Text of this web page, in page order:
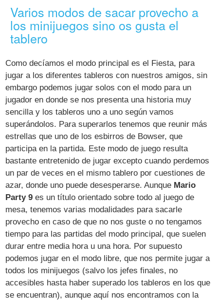
Varios modos de sacar provecho a
los minijuegos sino os gusta el
tablero
Como decíamos el modo principal es el Fiesta, para
jugar a los diferentes tableros con nuestros amigos, sin
embargo podemos jugar solos con el modo para un
jugador en donde se nos presenta una historia muy
sencilla y los tableros uno a uno según vamos
superándolos. Para superarlos tenemos que reunir más
estrellas que uno de los esbirros de Bowser, que
participa en la partida. Este modo de juego resulta
bastante entretenido de jugar excepto cuando perdemos
un par de veces en el mismo tablero por cuestiones de
azar, donde uno puede desesperarse. Aunque Mario
Party 9 es un título orientado sobre todo al juego de
mesa, tenemos varias modalidades para sacarle
provecho en caso de que no nos guste o no tengamos
tiempo para las partidas del modo principal, que suelen
durar entre media hora u una hora. Por supuesto
podemos jugar en el modo libre, que nos permite jugar a
todos los minijuegos (salvo los jefes finales, no
accesibles hasta haber superado los tableros en los que
se encuentran), aunque aquí nos encontramos con la